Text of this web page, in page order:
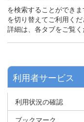
を検索することができ
を切り替えてご利用くだ
詳細は、各タブをご覧く
利用者サービス
利用状況の確認
ブックマーク